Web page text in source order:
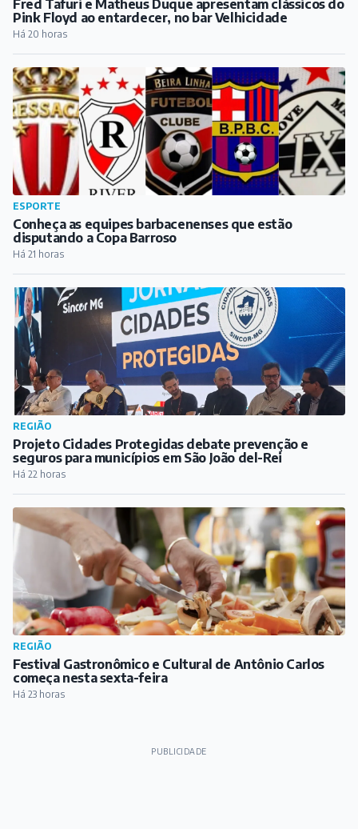
Fred Tafuri e Matheus Duque apresentam clássicos do
Pink Floyd ao entardecer, no bar Velhicidade
Há 20 horas
ESPORTE
Conheça as equipes barbacenenses que estão
disputando a Copa Barroso
Há 21 horas
REGIÃO
Projeto Cidades Protegidas debate prevenção e
seguros para municípios em São João del-Rei
Há 22 horas
REGIÃO
Festival Gastronômico e Cultural de Antônio Carlos
começa nesta sexta-feira
Há 23 horas
PUBLICIDADE